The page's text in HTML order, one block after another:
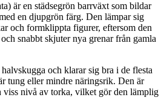
är en städsegrön barrväxt som bildar
en djupgrön färg. Den lämpar sig
och formklippta figurer, eftersom den
snabbt skjuter nya grenar från gamla
och klarar sig bra i de flesta
tung eller mindre näringsrik. Den är
viss nivå av torka, vilket gör den lämplig